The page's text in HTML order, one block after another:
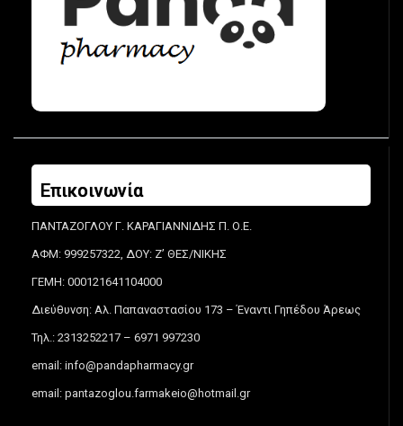
Επικοινωνία
ΠΑΝΤΑΖΟΓΛΟΥ Γ. ΚΑΡΑΓΙΑΝΝΙΔΗΣ Π. Ο.Ε.
ΑΦΜ: 999257322, ΔΟΥ: Ζ’ ΘΕΣ/ΝΙΚΗΣ
ΓΕΜΗ: 000121641104000
Διεύθυνση: Αλ. Παπαναστασίου 173 – Έναντι Γηπέδου Άρεως
Τηλ.: 2313252217 – 6971 997230
email: info@pandapharmacy.gr
email: pantazoglou.farmakeio@hotmail.gr